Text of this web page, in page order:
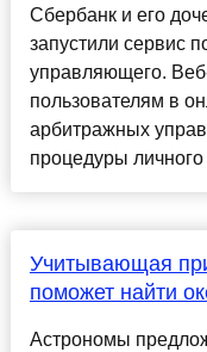
Сбербанк и его
запустили сервис
управляющего.
пользователям в
арбитражных
процедуры личного
Учитывающая
поможет найти
Астрономы